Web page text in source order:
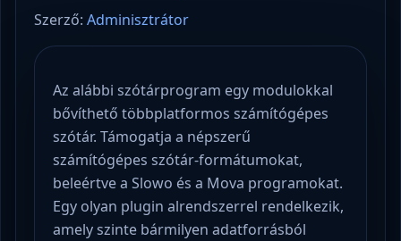
Szerző: Adminisztrátor
Az alábbi szótárprogram egy modulokkal
bővíthető többplatformos számítógépes
szótár. Támogatja a népszerű
számítógépes szótár-formátumokat,
beleértve a Slowo és a Mova programokat.
Egy olyan plugin alrendszerrel rendelkezik,
amely szinte bármilyen adatforrásból